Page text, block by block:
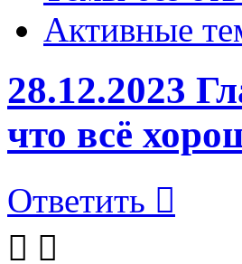
Активные
28.12.2023
что всё
Ответить